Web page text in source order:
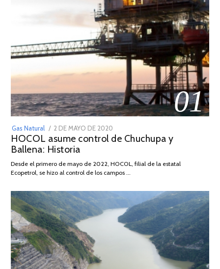
01
Gas Natural
POSTED
ON
2 DE MAYO DE 2020
DE
2026
HOCOL asume control de Chuchupa y
Ballena: Historia
Desde el primero de mayo de 2022, HOCOL, filial de la estatal
Ecopetrol, se hizo al control de los campos …